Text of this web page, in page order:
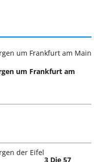
um Frankfurt am
3 Die 57